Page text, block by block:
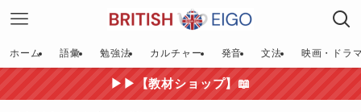
ホーム 語彙 勉強法 カルチャー 発音 文法 映画・ドラ
▶▶【教材ショップ】📖